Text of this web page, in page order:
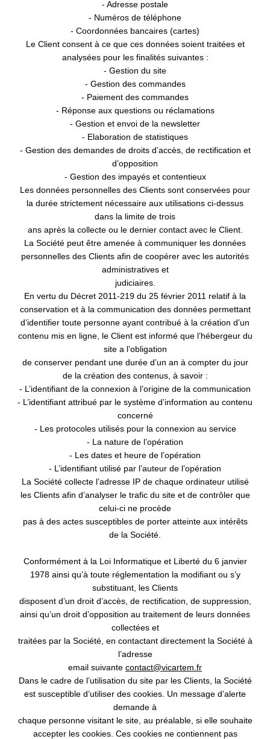
- Adresse postale
- Numéros de téléphone
- Coordonnées bancaires (cartes)
Le Client consent à ce que ces données soient traitées et
analysées pour les finalités suivantes :
- Gestion du site
- Gestion des commandes
- Paiement des commandes
- Réponse aux questions ou réclamations
- Gestion et envoi de la newsletter
- Elaboration de statistiques
- Gestion des demandes de droits d’accès, de rectification et
d’opposition
- Gestion des impayés et contentieux
Les données personnelles des Clients sont conservées pour
la durée strictement nécessaire aux utilisations ci-dessus
dans la limite de trois
ans après la collecte ou le dernier contact avec le Client.
La Société peut être amenée à communiquer les données
personnelles des Clients afin de coopérer avec les autorités
administratives et
judiciaires.
En vertu du Décret 2011-219 du 25 février 2011 relatif à la
conservation et à la communication des données permettant
d’identifier toute personne ayant contribué à la création d’un
contenu mis en ligne, le Client est informé que l’hébergeur du
site a l’obligation
de conserver pendant une durée d’un an à compter du jour
de la création des contenus, à savoir :
- L’identifiant de la connexion à l’origine de la communication
- L’identifiant attribué par le système d’information au contenu
concerné
- Les protocoles utilisés pour la connexion au service
- La nature de l’opération
- Les dates et heure de l’opération
- L’identifiant utilisé par l’auteur de l’opération
La Société collecte l’adresse IP de chaque ordinateur utilisé
les Clients afin d’analyser le trafic du site et de contrôler que
celui-ci ne procède
pas à des actes susceptibles de porter atteinte aux intérêts
de la Société.
Conformément à la Loi Informatique et Liberté du 6 janvier
1978 ainsi qu’à toute réglementation la modifiant ou s’y
substituant, les Clients
disposent d’un droit d’accès, de rectification, de suppression,
ainsi qu’un droit d’opposition au traitement de leurs données
collectées et
traitées par la Société, en contactant directement la Société à
l’adresse
email suivante contact@vicartem.fr
Dans le cadre de l’utilisation du site par les Clients, la Société
est susceptible d’utiliser des cookies. Un message d’alerte
demande à
chaque personne visitant le site, au préalable, si elle souhaite
accepter les cookies. Ces cookies ne contiennent pas
Photos
Accès corporate
Contact & Accès
Recrutement
VALIDER
Champs obligatoires
Les informations recueillies sur ce formulaire, vous concernant font
l'objet d'un traitement destiné exclusivement au traitement de votre
demande. la durée de conservation des données est de 3ans. Vous
bénéficiez d'un droit d'accès, de rectification, de portabilité,
d'effacement de celles-ci ou une limitation du traitement. Vous pouvez
vous opposer au traitement des données vous concernant et disposez
du droit de retirer votre consentement à tout moment en nous
contactant directement. Vous avez la possibilité d'introduire une
réclamation auprès d'une autorité de contrôle si vous estimez que ce
traitement de données à caractère personnel ne répond pas aux
exigences légales en vigueur.